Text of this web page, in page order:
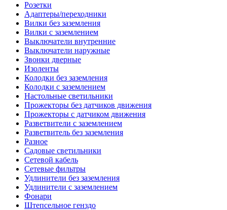
Розетки
Адаптеры/переходники
Вилки без заземления
Вилки с заземлением
Выключатели внутренние
Выключатели наружные
Звонки дверные
Изоленты
Колодки без заземления
Колодки с заземлением
Настольные светильники
Прожекторы без датчиков движения
Прожекторы с датчиком движения
Разветвители с заземлением
Разветвитель без заземления
Разное
Садовые светильники
Сетевой кабель
Сетевые фильтры
Удлинители без заземления
Удлинители с заземлением
Фонари
Штепсельное генздо